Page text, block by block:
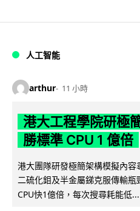
人工智能
arthur 11 小時
港大工程學院研極
勝標準 CPU 1 億倍
港大團隊研發極簡架構模擬內
二硫化鉬及半金屬銻克服傳輸
CPU快1億倍，每次搜尋耗能低...